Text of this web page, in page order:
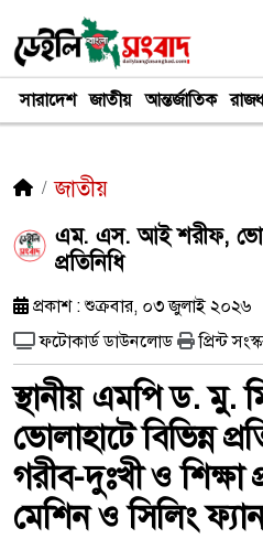
সারাদেশ জাতীয় আন্তর্জাতিক
জাতীয়
এম. এস. আই শরীফ,
প্রতিনিধি
প্রকাশ : শুক্রবার, ০৩ জুলাই ২০২৬
ফটোকার্ড ডাউনলোড
প্রিন্ট
স্থানীয় এমপি ড. মু.
ভোলাহাটে বিভিন্ন
গরীব-দুঃখী ও শিক্ষা
মেশিন ও সিলিং